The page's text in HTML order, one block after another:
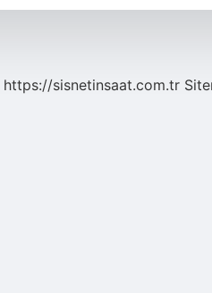
https://sisnetinsaat.com.tr